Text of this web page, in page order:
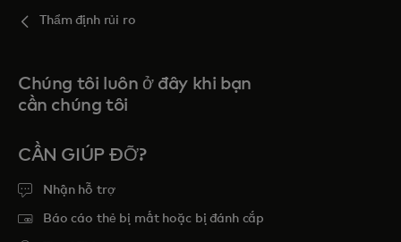
Thẩm định rủi ro
Chúng tôi luôn ở đây khi bạn
cần chúng tôi
CẦN GIÚP ĐỠ?
Nhận hỗ trợ
Báo cáo thẻ bị mất hoặc bị đánh cắp